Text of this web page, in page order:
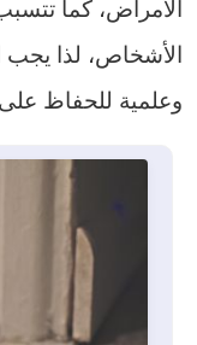
الأمراض، كما
الأشخاص، لذا
وعلمية للحفاظ